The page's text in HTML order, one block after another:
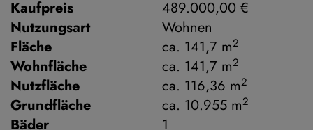
Kaufpreis
489.000,00 €
Nutzungsart
Wohnen
Fläche
ca. 141,7 m2
Wohnfläche ca. 141,7 m2
Nutzfläche ca. 116,36 m2
Grundfläche ca. 10.955 m2
Bäder
1